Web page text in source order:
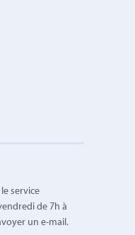
service
de 7h à
un e-mail.